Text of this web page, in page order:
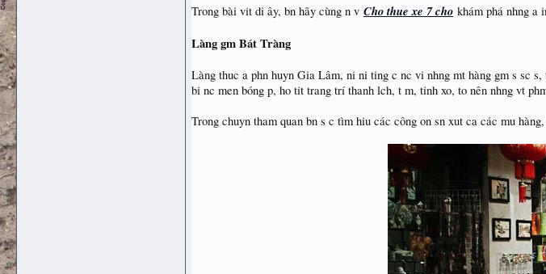
Trong bài vit di ây, bn hãy cùng n v Cho thue xe 7 cho khám phá nhng a
Làng gm Bát Tràng
Làng thuc a phn huyn Gia Lâm, ni ni ting c nc vi nhng mt hàng gm s sc
bi nc men bóng p, ho tit trang trí thanh lch, t m, tinh xo, to nên nhng vt
Trong chuyn tham quan bn s c tìm hiu các công on sn xut ca các mu